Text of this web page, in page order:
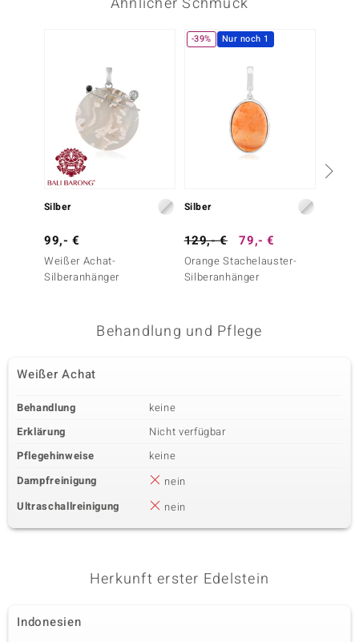
Silber
99,- €
Weißer Achat-
Silberanhänger
-39% Nur noch 1
Silber
129,- € 79,- €
Orange Stachelauster-
Silberanhänger
Behandlung und Pflege
Weißer Achat
Behandlung
keine
Erklärung
Nicht verfügbar
Pflegehinweise
keine
Dampfreinigung
nein
Ultraschallreinigung
nein
Herkunft erster Edelstein
Indonesien